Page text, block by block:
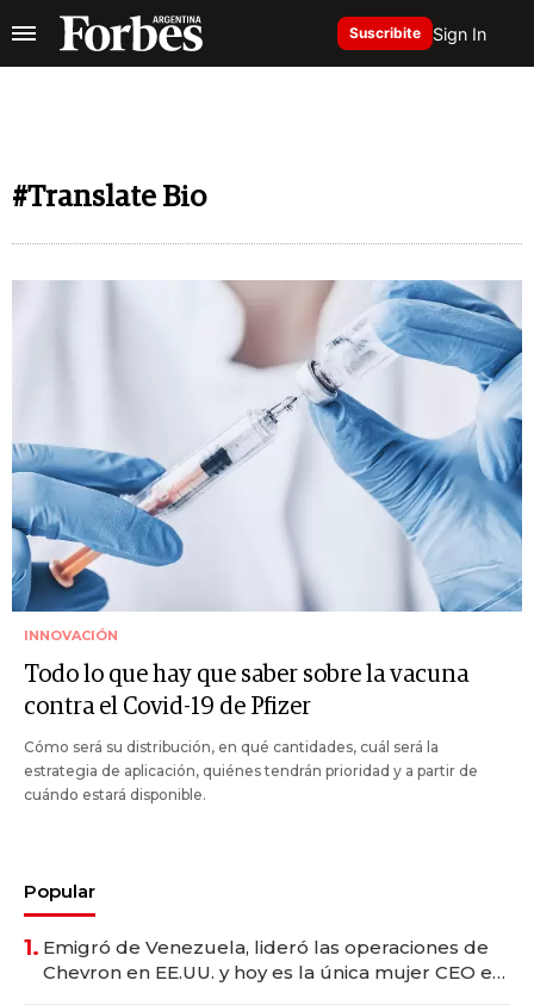
Suscribite Sign In
#Translate Bio
INNOVACIÓN
Todo lo que hay que saber sobre la vacuna
contra el Covid-19 de Pfizer
Cómo será su distribución, en qué cantidades, cuál será la
estrategia de aplicación, quiénes tendrán prioridad y a partir de
cuándo estará disponible.
Popular
1. Emigró de Venezuela, lideró las operaciones de
Chevron en EE.UU. y hoy es la única mujer CEO en